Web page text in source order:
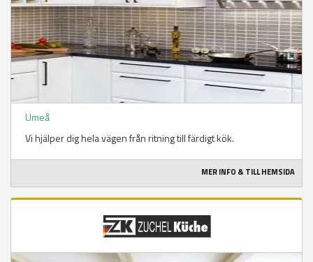
Umeå
Vi hjälper dig hela vägen från ritning till färdigt kök.
MER INFO & TILL HEMSIDA